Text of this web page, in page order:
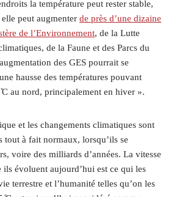
la température peut rester stable,
peut augmenter de près d’une dizaine
de l’Environnement, de la Lutte
de la Faune et des Parcs du
des GES pourrait se
hausse des températures pouvant
au nord, principalement en hiver ».
et les changements climatiques sont
tout à fait normaux, lorsqu’ils se
voire des milliards d’années. La vitesse
évoluent aujourd’hui est ce qui les
terrestre et l’humanité telles qu’on les